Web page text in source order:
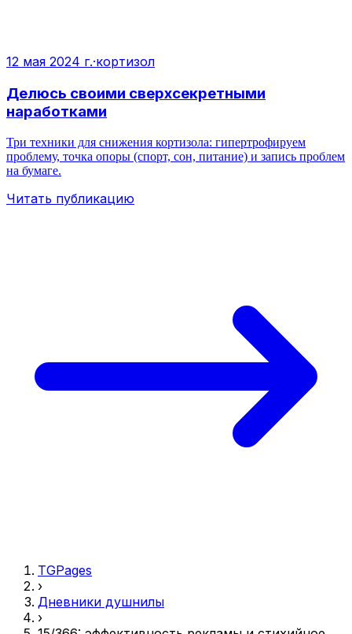
12 мая 2024 г.·кортизол
Делюсь своими сверхсекретными
наработками
Три техники для снижения кортизола: гипертрофируем
проблему, точка опоры (спорт, сон, питание) и запись проблем
на бумаге.
Читать публикацию
TGPages
›
Дневники душнилы
›